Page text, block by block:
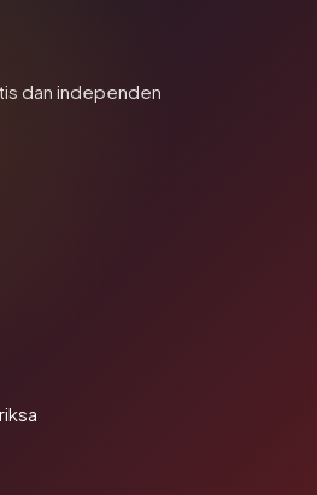
dan independen